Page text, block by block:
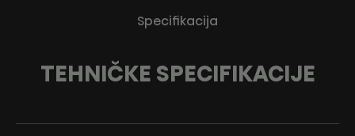
Specifikacija
TEHNIČKE SPECIFIKACIJE